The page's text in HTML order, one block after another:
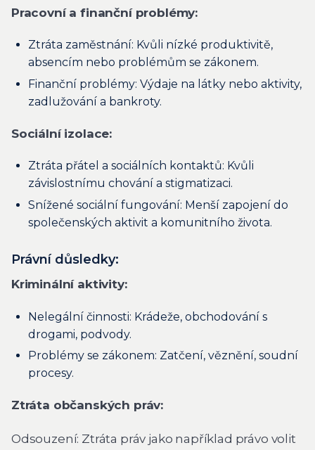
Pracovní a finanční problémy:
Ztráta zaměstnání: Kvůli nízké produktivitě,
absencím nebo problémům se zákonem.
Finanční problémy: Výdaje na látky nebo aktivity,
zadlužování a bankroty.
Sociální izolace:
Ztráta přátel a sociálních kontaktů: Kvůli
závislostnímu chování a stigmatizaci.
Snížené sociální fungování: Menší zapojení do
společenských aktivit a komunitního života.
Právní důsledky:
Kriminální aktivity:
Nelegální činnosti: Krádeže, obchodování s
drogami, podvody.
Problémy se zákonem: Zatčení, věznění, soudní
procesy.
Ztráta občanských práv:
Odsouzení: Ztráta práv jako například právo volit